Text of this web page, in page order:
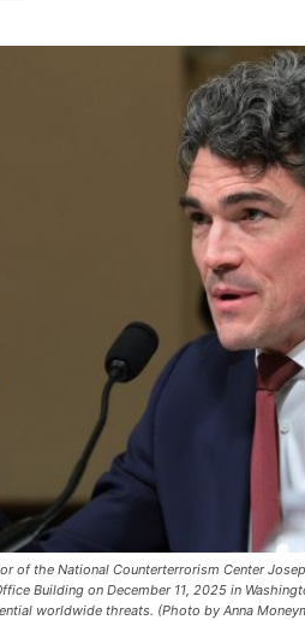
of the National Counterterrorism Center
Building on December 11, 2025 in
worldwide threats. (Photo by Anna